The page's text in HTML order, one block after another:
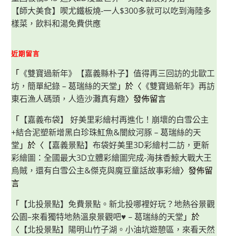
包
【師大美食】喫尤鐵板燒-一人$300多就可以吃到海陸多
樣菜，飲料和湯免費供應
近期留言
「 《雙寶過新年》【嘉義縣朴子】值得再三回訪的北歐工
坊，簡單紀錄 – 葛瑞絲的天堂 」於〈 《雙寶過新年》再訪
東石漁人碼頭，人造沙灘真有趣〉發佈留言
「 【嘉義布袋】 好美里彩繪村再進化！崩壞的白雪公主
+結合泥塑新增黑白珍珠魟魚&闇紋河豚 – 葛瑞絲的天
堂 」於〈 【嘉義景點】布袋好美里3D彩繪村二訪，更新
彩繪圖：全國最大3D立體彩繪圖完成-海抹香鯨大戰大王
烏賊，還有白雪公主&傑克與魔豆童話故事彩繪〉發佈留
言
「 【北投景點】免費景點。新北投哪裡好玩？地熱谷景觀
公園–來看獨特地熱溫泉景觀吧♥ – 葛瑞絲的天堂 」於
〈 【北投景點】陽明山竹子湖。小油坑遊憩區，來看天然